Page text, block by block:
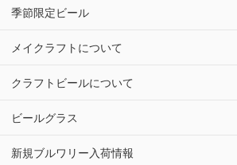
季節限定ビール
メイクラフトについて
クラフトビールについて
ビールグラス
新規ブルワリー入荷情報